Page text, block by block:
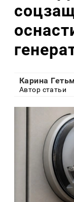
Карина
Автор статьи